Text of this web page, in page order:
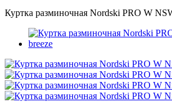
Куртка разминочная Nordski PRO W